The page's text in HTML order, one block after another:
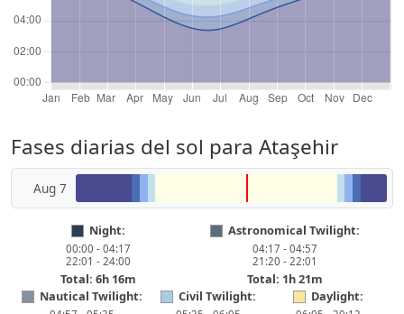
Fases diarias del sol para Ataşehir
Aug 7
Night:
00:00 - 04:17
22:01 - 24:00
Total: 6h 16m
Astronomical Twilight:
04:17 - 04:57
21:20 - 22:01
Total: 1h 21m
Nautical Twilight:
Civil Twilight: Daylight: